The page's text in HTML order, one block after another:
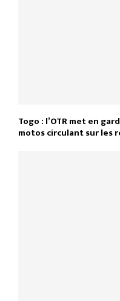
Togo : l’OTR met en
motos circulant sur les